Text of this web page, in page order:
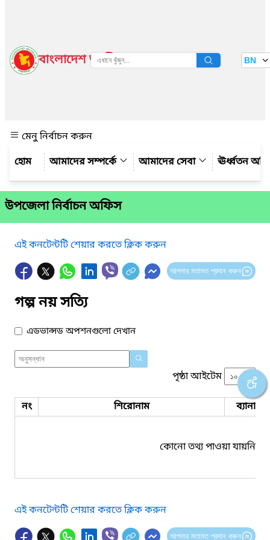
বাংলাদেশ জাতীয় তথ্য বাতায়ন BN
মেনু নির্বাচন করুন
আমাদের সম্পর্কে
আমাদের সেবা ঊর্ধ্বতন
উপজেলা নির্বাচন অফিস
এই কনটেন্টটি শেয়ার করতে ক্লিক করুন
আপনার মতামত প্রদান করুন
গল্প নয় সত্যি
এডভান্সড অপশনগুলো দেখান
পৃষ্ঠা আইটেম
নং শিরোনাম ব্যানার
কোনো তথ্য পাওয়া যায়নি।
এই কনটেন্টটি শেয়ার করতে ক্লিক করুন
আপনার মতামত প্রদান করুন